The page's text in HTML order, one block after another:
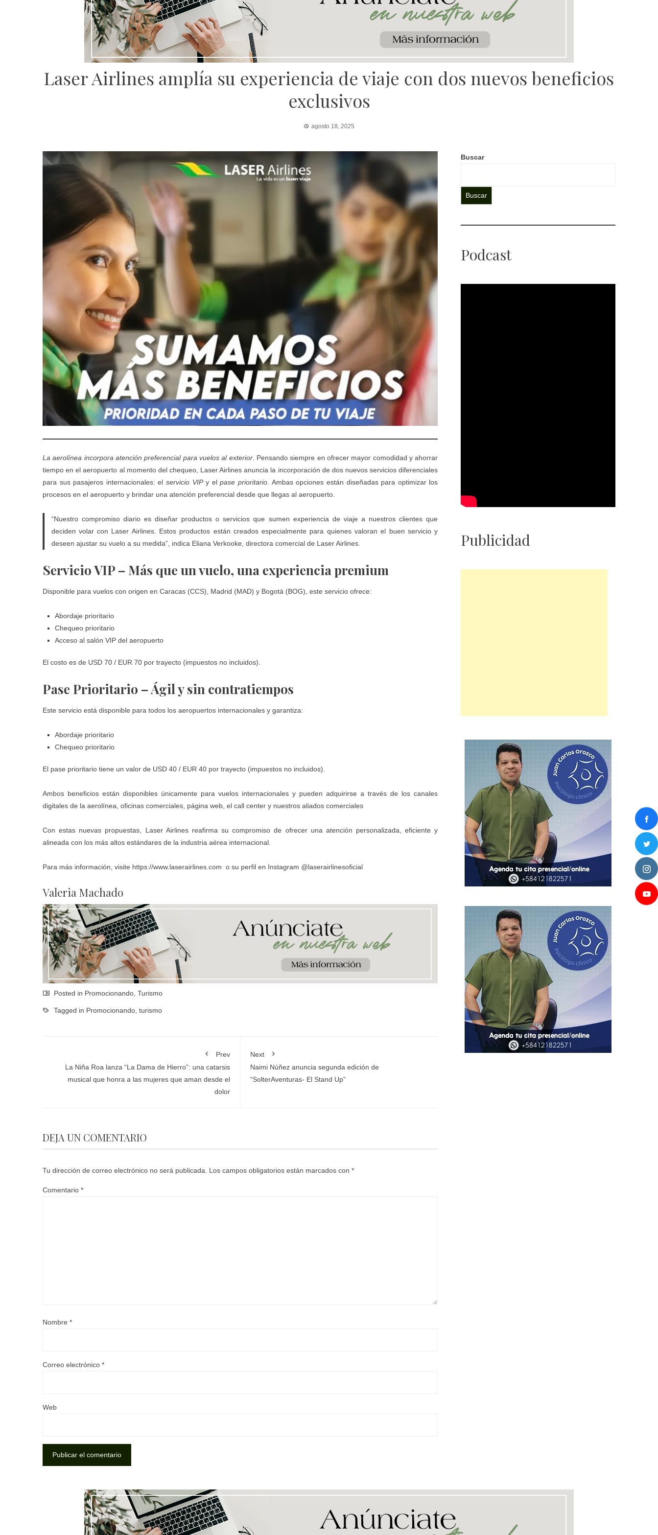
Laser Airlines amplía su experiencia de viaje con dos nuevos beneficios
exclusivos
agosto 18, 2025
La aerolínea incorpora atención preferencial para vuelos al exterior. Pensando siempre en ofrecer mayor comodidad y ahorrar
tiempo en el aeropuerto al momento del chequeo, Laser Airlines anuncia la incorporación de dos nuevos servicios diferenciales
para sus pasajeros internacionales: elservicio VIPy elpase prioritario. Ambas opciones están diseñadas para optimizar los
procesos en el aeropuerto y brindar una atención preferencial desde que llegas al aeropuerto.
“Nuestro compromiso diario es diseñar productos o servicios que sumen experiencia de viaje a nuestros clientes que
deciden volar con Laser Airlines. Estos productos están creados especialmente para quienes valoran el buen servicio y
deseen ajustar su vuelo a su medida”, indica Eliana Verkooke, directora comercial de Laser Airlines.
Servicio VIP – Más que un vuelo, una experiencia premium
Disponible para vuelos con origen en Caracas (CCS), Madrid (MAD) y Bogotá (BOG), este servicio ofrece:
Abordaje prioritario
Chequeo prioritario
Acceso al salón VIP del aeropuerto
El costo es de USD 70 / EUR 70 por trayecto (impuestos no incluidos).
Pase Prioritario – Ágil y sin contratiempos
Este servicio está disponible para todos los aeropuertos internacionales y garantiza:
Abordaje prioritario
Chequeo prioritario
El pase prioritario tiene un valor de USD 40 / EUR 40 por trayecto (impuestos no incluidos).
Ambos beneficios están disponibles únicamente para vuelos internacionales y pueden adquirirse a través de los canales
digitales de la aerolínea, oficinas comerciales, página web, el call center y nuestros aliados comerciales
Con estas nuevas propuestas, Laser Airlines reafirma su compromiso de ofrecer una atención personalizada, eficiente y
alineada con los más altos estándares de la industria aérea internacional.
Para más información, visite https://www.laserairlines.com o su perfil en Instagram @laserairlinesoficial
Valeria Machado
Posted in Promocionando Turismo
Tagged in Promocionando turismo
Prev
La Niña Roa lanza “La Dama de Hierro”: una catarsis
musical que honra a las mujeres que aman desde el
dolor
Next
Naimi Núñez anuncia segunda edición de
“SolterAventuras- El Stand Up”
DEJA UN COMENTARIO
Tu dirección de correo electrónico no será publicada. Los campos obligatorios están marcados con *
Comentario *
Nombre *
Correo electrónico *
Web
Buscar
Buscar
Podcast
Publicidad